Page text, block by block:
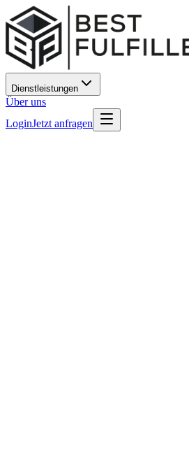
Dienstleistungen
Über uns
LoginJetzt anfragen